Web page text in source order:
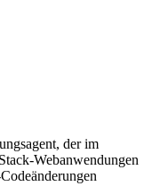
der im
Webanwendungen